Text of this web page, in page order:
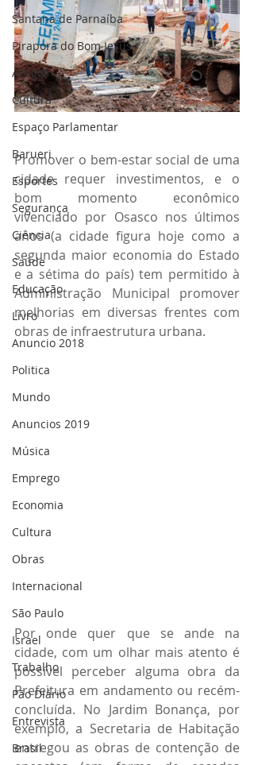
Santana de Parnaíba
Pirapora do Bom Jesus
Artigos
Cultura
Espaço Parlamentar
Barueri
Esportes
Segurança
Ciência
Saúde
Educação
Livro
Anuncio 2018
Politica
Mundo
Anuncios 2019
Música
Emprego
Economia
Cultura
Obras
Internacional
São Paulo
Israel
Trabalho
Pão Diário
Entrevista
Brasil
Promover o bem-estar social de uma
cidade requer investimentos, e o
bom momento econômico
vivenciado por Osasco nos últimos
anos (a cidade figura hoje como a
segunda maior economia do Estado
e a sétima do país) tem permitido à
Administração Municipal promover
melhorias em diversas frentes com
obras de infraestrutura urbana.
Por onde quer que se ande na
cidade, com um olhar mais atento é
possível perceber alguma obra da
Prefeitura em andamento ou recém-
concluída. No Jardim Bonança, por
exemplo, a Secretaria de Habitação
entregou as obras de contenção de